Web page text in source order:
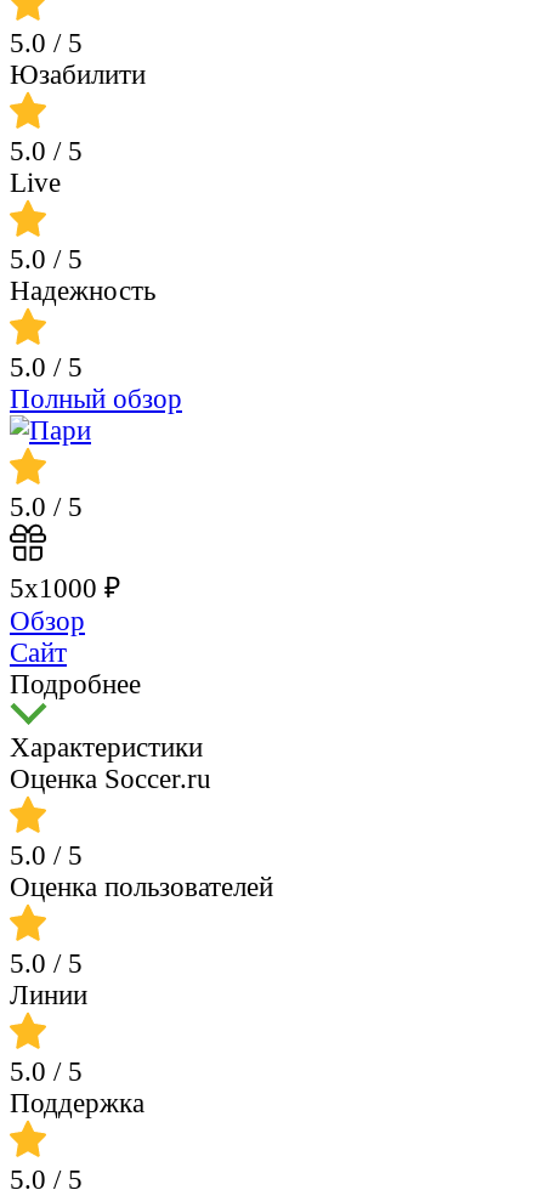
5.0 / 5
Юзабилити
5.0 / 5
Live
5.0 / 5
Надежность
5.0 / 5
Полный обзор
5.0 / 5
5х1000 ₽
Обзор
Сайт
Подробнее
Характеристики
Оценка Soccer.ru
5.0 / 5
Оценка пользователей
5.0 / 5
Линии
5.0 / 5
Поддержка
5.0 / 5